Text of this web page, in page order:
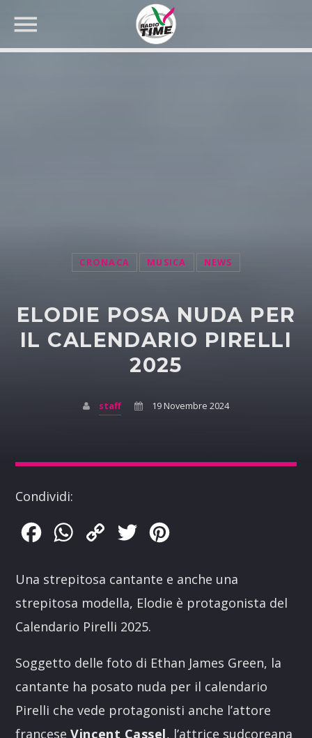
CRONACA MUSICA NEWS
ELODIE POSA NUDA PER
IL CALENDARIO PIRELLI
2025
staff 19 Novembre 2024
Condividi:
FacebookWhatsApp
Copy
Twitter
Una strepitosa cantante e anche una
strepitosa modella, Elodie è protagonista del
Calendario Pirelli 2025.
Soggetto delle foto di Ethan James Green, la
cantante ha posato nuda per il calendario
Pirelli che vede protagonisti anche l’attore
franceseVincent Cassel, l’attrice sudcoreana